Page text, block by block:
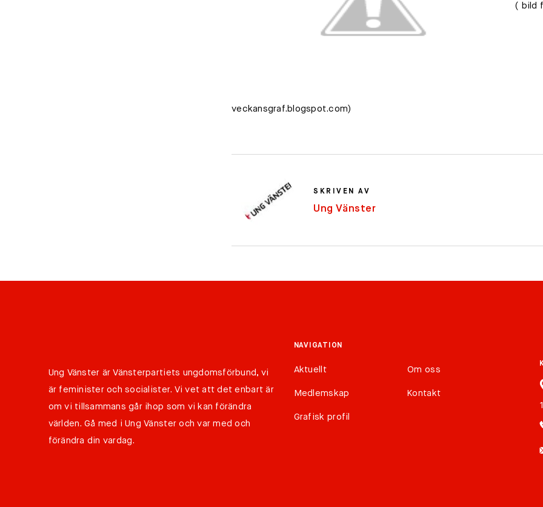
( bild
veckansgraf.blogspot.com)
SKRIVEN AV
Ung Vänster
Ung Vänster är Vänsterpartiets ungdomsförbund, vi
är feminister och socialister. Vi vet att det enbart är
om vi tillsammans går ihop som vi kan förändra
världen. Gå med i Ung Vänster och var med och
förändra din vardag.
NAVIGATION
Aktuellt Om oss
Medlemskap Kontakt
Grafisk profil